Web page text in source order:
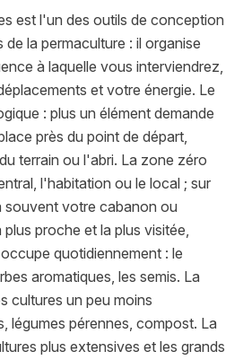
est l'un des outils de conception
de la permaculture : il organise
à laquelle vous interviendrez,
et votre énergie. Le
: plus un élément demande
près du point de départ,
terrain ou l'abri. La zone zéro
l'habitation ou le local ; sur
souvent votre cabanon ou
proche et la plus visitée,
quotidiennement : le
aromatiques, les semis. La
cultures un peu moins
légumes pérennes, compost. La
plus extensives et les grands